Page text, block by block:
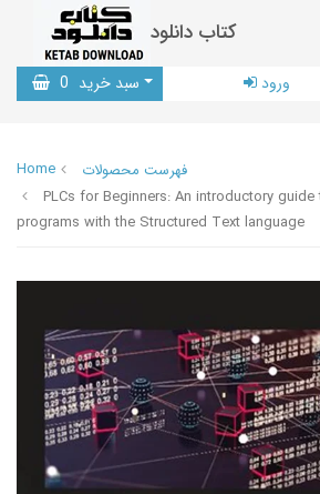
کتاب دانلود
سبد خرید 0 ورود
Home
فهرست محصولات
PLCs for Beginners: An introductory
programs with the Structured Text language